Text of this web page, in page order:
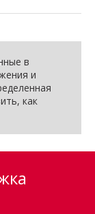
в
и
как